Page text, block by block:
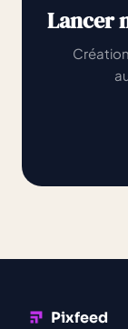
Lancer
Pixfeed